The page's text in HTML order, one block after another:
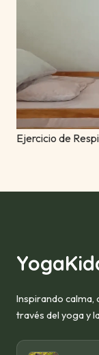
Ejercicio de
Inspirando calma,
través del yoga y